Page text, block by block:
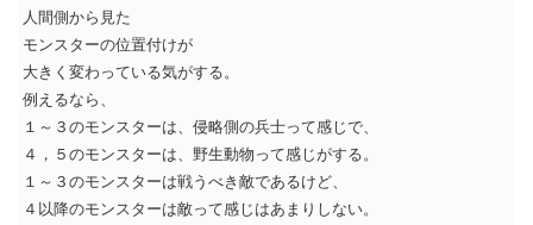
人間側から見た
モンスターの位置付けが
大きく変わっている気がする。
例えるなら、
１～３のモンスターは、侵略側の兵士って感じで、
４，５のモンスターは、野生動物って感じがする。
１～３のモンスターは戦うべき敵であるけど、
４以降のモンスターは敵って感じはあまりしない。